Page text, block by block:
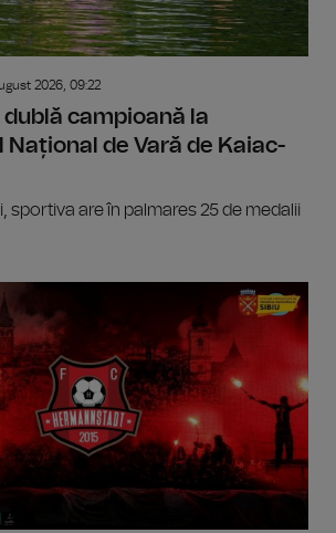
2026, 09:22
dublă campioană la
de Vară de Kaiac-
sportiva are în palmares 25 de medalii